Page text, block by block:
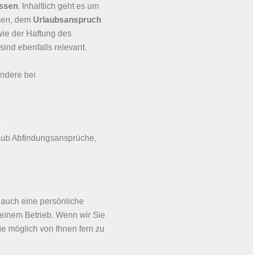
. Inhaltlich geht es um
dem Urlaubsanspruch
der Haftung des
ebenfalls relevant.
bei
Abfindungsansprüche,
eine persönliche
Betrieb. Wenn wir Sie
möglich von Ihnen fern zu